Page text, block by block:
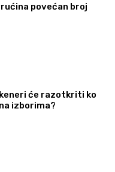
povećan broj
će razotkriti ko
izborima?